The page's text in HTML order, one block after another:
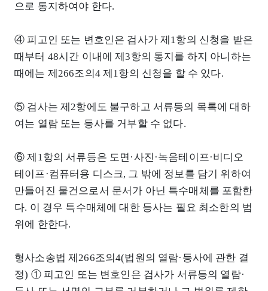
으로 통지하여야 한다.
④ 피고인 또는 변호인은 검사가 제1항의 신청을 받은
때부터 48시간 이내에 제3항의 통지를 하지 아니하는
때에는 제266조의4 제1항의 신청을 할 수 있다.
⑤ 검사는 제2항에도 불구하고 서류등의 목록에 대하
여는 열람 또는 등사를 거부할 수 없다.
⑥ 제1항의 서류등은 도면·사진·녹음테이프·비디오
테이프·컴퓨터용 디스크, 그 밖에 정보를 담기 위하여
만들어진 물건으로서 문서가 아닌 특수매체를 포함한
다. 이 경우 특수매체에 대한 등사는 필요 최소한의 범
위에 한한다.
형사소송법 제266조의4(법원의 열람·등사에 관한 결
정) ① 피고인 또는 변호인은 검사가 서류등의 열람·